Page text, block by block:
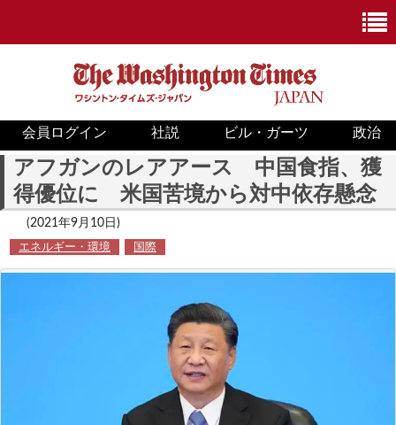
ニュース
政治
ホワイトハウス
安全保障
会員ログイン 社説 ビル・ガーツ 政治
アフガンのレアアース 中国食指、獲
得優位に 米国苦境から対中依存懸念
(2021年9月10日)
エネルギー・環境 国際